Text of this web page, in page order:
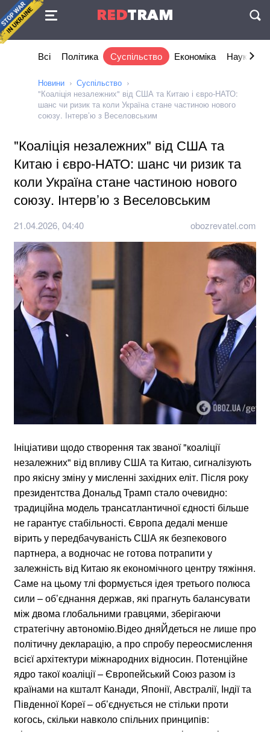
REDTRAM
Угода
Всі Політика Суспільство Економіка Наука та
Новини
Суспільство
"Коаліція незалежних" від США та Китаю і євро-НАТО:
шанс чи ризик та коли Україна стане частиною нового
союзу. Інтерв’ю з Веселовським
"Коаліція незалежних" від США та
Китаю і євро-НАТО: шанс чи ризик та
коли Україна стане частиною нового
союзу. Інтерв’ю з Веселовським
21.04.2026, 04:40 obozrevatel.com
Ініціативи щодо створення так званої "коаліції
незалежних" від впливу США та Китаю, сигналізують
про якісну зміну у мисленні західних еліт. Після року
президентства Дональд Трамп стало очевидно:
традиційна модель трансатлантичної єдності більше
не гарантує стабільності. Європа дедалі менше
вірить у передбачуваність США як безпекового
партнера, а водночас не готова потрапити у
залежність від Китаю як економічного центру тяжіння.
Саме на цьому тлі формується ідея третього полюса
сили – об’єднання держав, які прагнуть балансувати
між двома глобальними гравцями, зберігаючи
стратегічну автономію.Відео дняЙдеться не лише про
політичну декларацію, а про спробу переосмислення
всієї архітектури міжнародних відносин. Потенційне
ядро такої коаліції – Європейський Союз разом із
країнами на кшталт Канади, Японії, Австралії, Індії та
Південної Кореї – об’єднується не стільки проти
когось, скільки навколо спільних принципів: